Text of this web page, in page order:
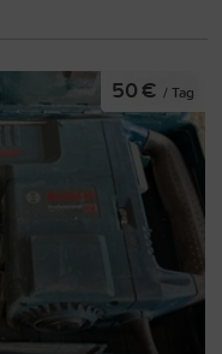
50 € / Tag